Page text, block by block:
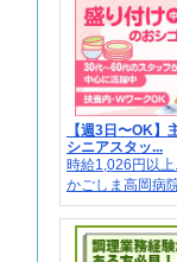
【週3日〜OK】
シニアスタッ...
時給1,026円以上
かごしま高岡病